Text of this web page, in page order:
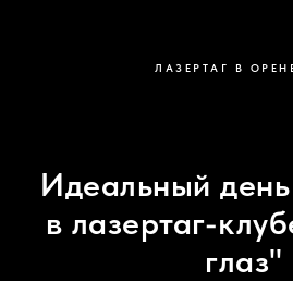
ЛАЗЕРТАГ В
Идеальный
в лазертаг-
глаз"